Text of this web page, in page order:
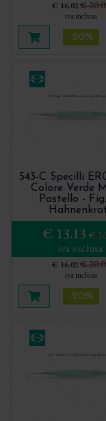
€ 16.02€
iva inclusa
Aggiungi al
-20%
543-C Specilli
Colore Verde
Pastello -
€ 13.13 €
iva esclusa
€ 16.02€
iva inclusa
Aggiungi al
-20%